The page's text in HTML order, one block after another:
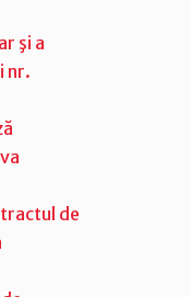
şi a
nr.
de